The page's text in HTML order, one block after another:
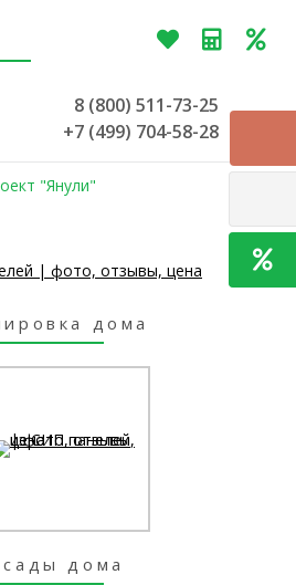
8 (800) 511-73-25
+7 (499) 704-58-28
"Янули"
дома
дома